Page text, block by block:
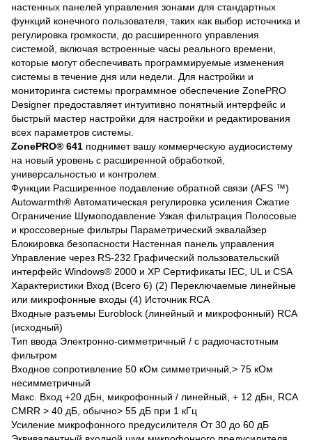
настенных панелей управления зонами для стандартных
функций конечного пользователя, таких как выбор источника и
регулировка громкости, до расширенного управления
системой, включая встроенные часы реального времени,
которые могут обеспечивать программируемые изменения
системы в течение дня или недели. Для настройки и
мониторинга системы программное обеспечение ZonePRO
Designer предоставляет интуитивно понятный интерфейс и
быстрый мастер настройки для настройки и редактирования
всех параметров системы.
ZonePRO® 641 поднимет вашу коммерческую аудиосистему
на новый уровень с расширенной обработкой,
универсальностью и контролем.
Функции Расширенное подавление обратной связи (AFS ™)
Autowarmth® Автоматическая регулировка усиления Сжатие
Ограничение Шумоподавление Узкая фильтрация Полосовые
и кроссоверные фильтры Параметрический эквалайзер
Блокировка безопасности Настенная панель управления
Управление через RS-232 Графический пользовательский
интерфейс Windows® 2000 и XP Сертификаты IEC, UL и CSA
Характеристики Вход (Всего 6) (2) Переключаемые линейные
или микрофонные входы (4) Источник RCA
Входные разъемы Euroblock (линейный и микрофонный) RCA
(исходный)
Тип ввода Электронно-симметричный / с радиочастотным
фильтром
Входное сопротивление 50 кОм симметричный,> 75 кОм
несимметричный
Макс. Вход +20 дБн, микрофонный / линейный, + 12 дБн, RCA
CMRR > 40 дБ, обычно> 55 дБ при 1 кГц
Усиление микрофонного предусилителя От 30 до 60 дБ